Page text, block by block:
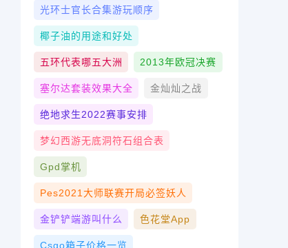
光环士官长合集游玩顺序
椰子油的用途和好处
五环代表哪五大洲 2013年欧冠决赛
塞尔达套装效果大全 金灿灿之战
绝地求生2022赛事安排
梦幻西游无底洞符石组合表
Gpd掌机
Pes2021大师联赛开局必签妖人
金铲铲端游叫什么 色花堂app
Csgo箱子价格一览